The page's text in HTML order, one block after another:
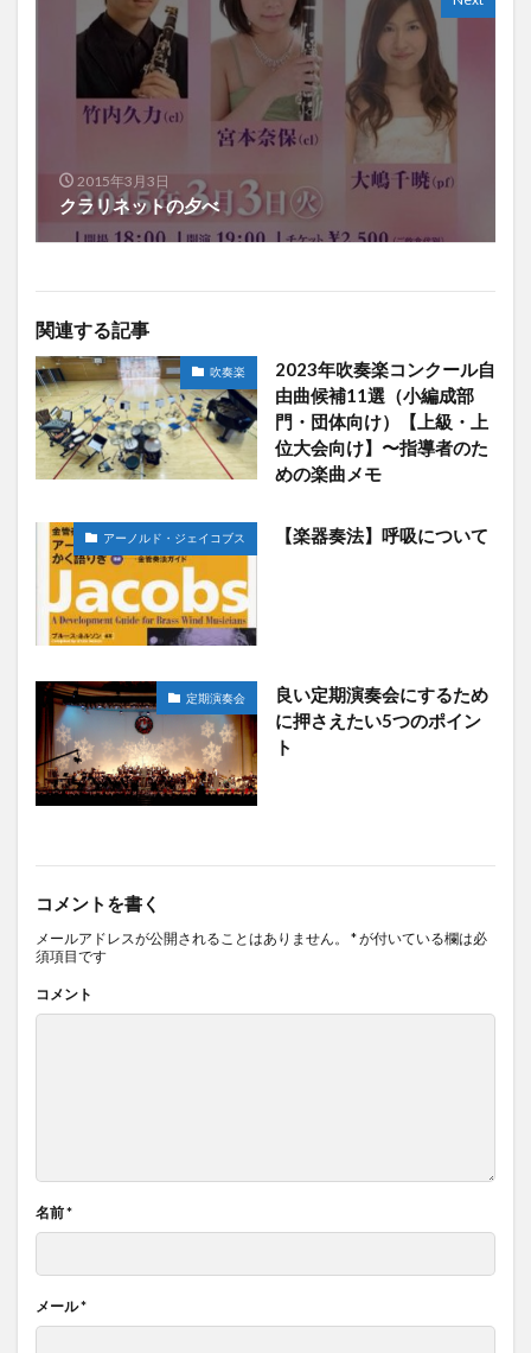
2015年3月3日
クラリネットの夕べ
関連する記事
吹奏楽
2023年吹奏楽コンクール自
由曲候補11選（小編成部
門・団体向け）【上級・上
位大会向け】〜指導者のた
めの楽曲メモ
アーノルド・ジェイコブス 【楽器奏法】呼吸について
定期演奏会
良い定期演奏会にするため
に押さえたい5つのポイン
ト
コメントを書く
メールアドレスが公開されることはありません。 *が付いている欄は必
須項目です
コメント
名前*
メール*